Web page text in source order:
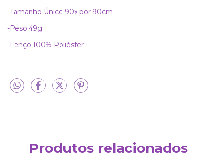
-Tamanho Único 90x por 90cm
-Peso:49g
-Lenço 100% Poliéster
Produtos relacionados